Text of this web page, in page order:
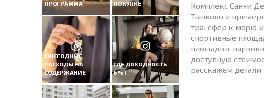
ПРОГРАММА
ПОКУПКЕ
ЕЖЕГОДНЫЕ
РАСХОДЫ НА
СОДЕРЖАНИЕ
ГДЕ ДОХОДНОСТЬ
6%?
Комплекс Санни
Тынково и
трансфер к морю и
спортивные
площадки,
доступную
расскажем детали